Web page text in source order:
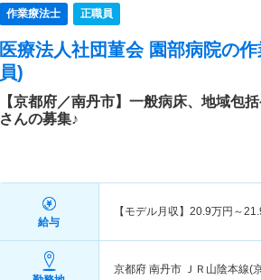
作業療法士 正職員
医療法人社団菫会 園部病院の
員)
【京都府／南丹市】一般病床、地域包
さんの募集♪
給与
【モデル月収】 20.9万円～
京都府 南丹市 ＪＲ山陰本線(